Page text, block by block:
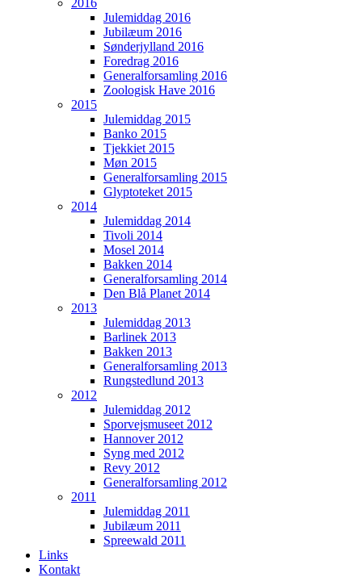
Julemiddag 2016
Jubilæum 2016
Sønderjylland 2016
Foredrag 2016
Generalforsamling 2016
Zoologisk Have 2016
2015
Julemiddag 2015
Banko 2015
Tjekkiet 2015
Møn 2015
Generalforsamling 2015
Glyptoteket 2015
2014
Julemiddag 2014
Tivoli 2014
Mosel 2014
Bakken 2014
Generalforsamling 2014
Den Blå Planet 2014
2013
Julemiddag 2013
Barlinek 2013
Bakken 2013
Generalforsamling 2013
Rungstedlund 2013
2012
Julemiddag 2012
Sporvejsmuseet 2012
Hannover 2012
Syng med 2012
Revy 2012
Generalforsamling 2012
2011
Julemiddag 2011
Jubilæum 2011
Spreewald 2011
Links
Kontakt